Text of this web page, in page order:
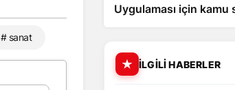
# sanat
Uygulaması için kamu
İLGILI HABERLER